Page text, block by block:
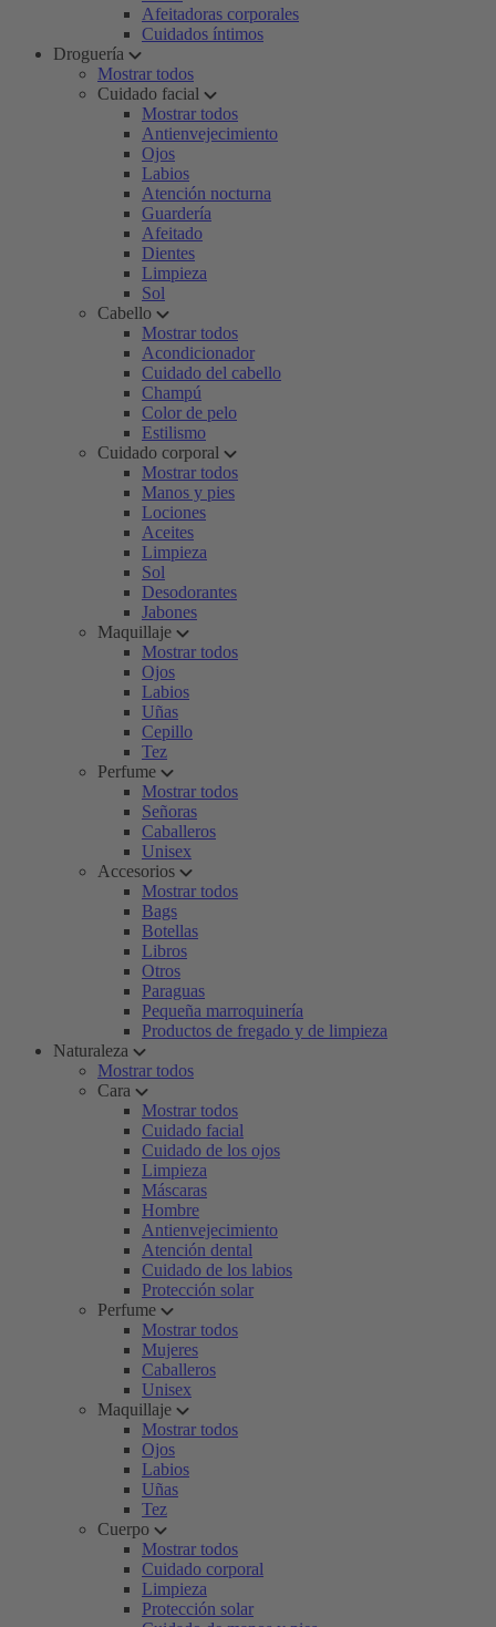
Afeitadoras corporales
Cuidados íntimos
Droguería
Mostrar todos
Cuidado facial
Mostrar todos
Antienvejecimiento
Ojos
Labios
Atención nocturna
Guardería
Afeitado
Dientes
Limpieza
Sol
Cabello
Mostrar todos
Acondicionador
Cuidado del cabello
Champú
Color de pelo
Estilismo
Cuidado corporal
Mostrar todos
Manos y pies
Lociones
Aceites
Limpieza
Sol
Desodorantes
Jabones
Maquillaje
Mostrar todos
Ojos
Labios
Uñas
Cepillo
Tez
Perfume
Mostrar todos
Señoras
Caballeros
Unisex
Accesorios
Mostrar todos
Bags
Botellas
Libros
Otros
Paraguas
Pequeña marroquinería
Productos de fregado y de limpieza
Naturaleza
Mostrar todos
Cara
Mostrar todos
Cuidado facial
Cuidado de los ojos
Limpieza
Máscaras
Hombre
Antienvejecimiento
Atención dental
Cuidado de los labios
Protección solar
Perfume
Mostrar todos
Mujeres
Caballeros
Unisex
Maquillaje
Mostrar todos
Ojos
Labios
Uñas
Tez
Cuerpo
Mostrar todos
Cuidado corporal
Limpieza
Protección solar